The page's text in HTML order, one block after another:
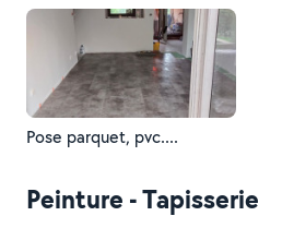
Pose parquet, pvc....
Peinture - Tapisserie